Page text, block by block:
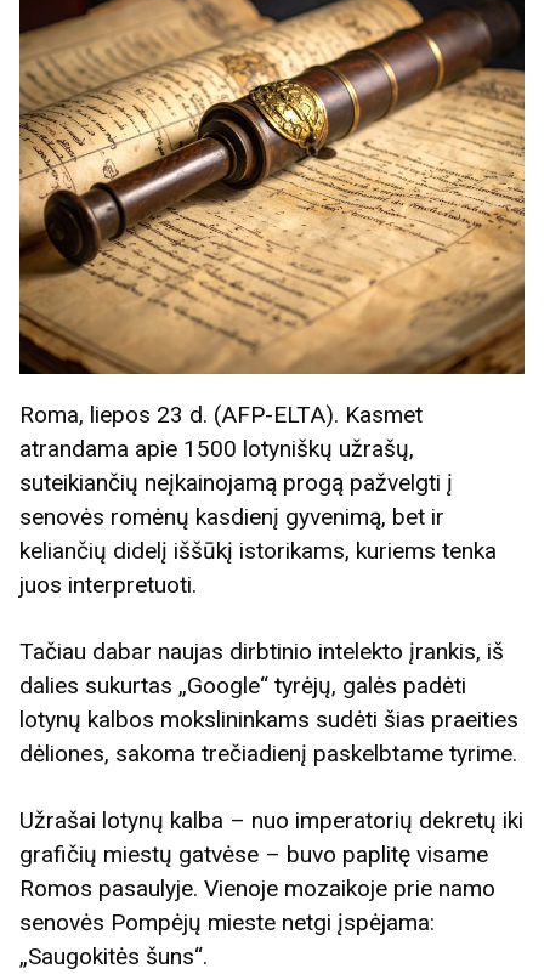
Roma, liepos 23 d. (AFP-ELTA). Kasmet
atrandama apie 1500 lotyniškų užrašų,
suteikiančių neįkainojamą progą pažvelgti į
senovės romėnų kasdienį gyvenimą, bet ir
keliančių didelį iššūkį istorikams, kuriems tenka
juos interpretuoti.
Tačiau dabar naujas dirbtinio intelekto įrankis, iš
dalies sukurtas „Google“ tyrėjų, galės padėti
lotynų kalbos mokslininkams sudėti šias praeities
dėliones, sakoma trečiadienį paskelbtame tyrime.
Užrašai lotynų kalba – nuo imperatorių dekretų iki
grafičių miestų gatvėse – buvo paplitę visame
Romos pasaulyje. Vienoje mozaikoje prie namo
senovės Pompėjų mieste netgi įspėjama:
„Saugokitės šuns“.